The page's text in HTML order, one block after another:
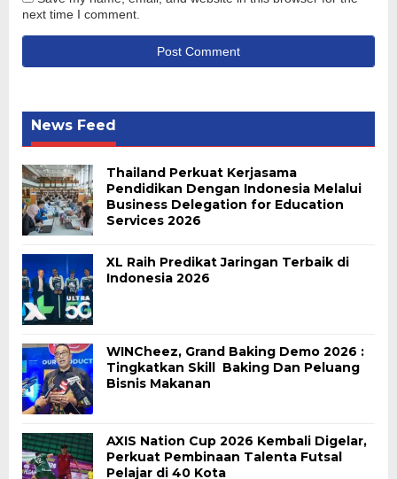
next time I comment.
News Feed
Thailand Perkuat Kerjasama
Pendidikan Dengan Indonesia Melalui
Business Delegation for Education
Services 2026
XL Raih Predikat Jaringan Terbaik di
Indonesia 2026
WINCheez, Grand Baking Demo 2026 :
Tingkatkan Skill Baking Dan Peluang
Bisnis Makanan
AXIS Nation Cup 2026 Kembali Digelar,
Perkuat Pembinaan Talenta Futsal
Pelajar di 40 Kota